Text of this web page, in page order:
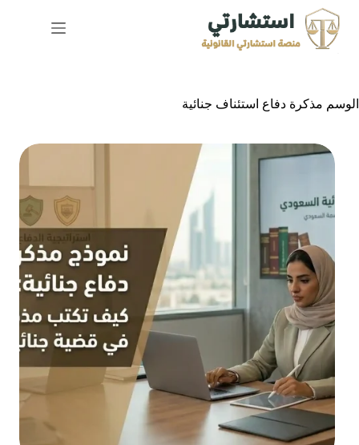
التجاوز
المحتوى
الوسم مذكرة دفاع استئناف جنائية